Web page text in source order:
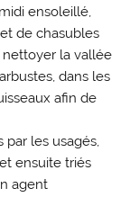
ensoleillé,
de chasubles
nettoyer la vallée
dans les
afin de
par les usagés,
ensuite triés
agent